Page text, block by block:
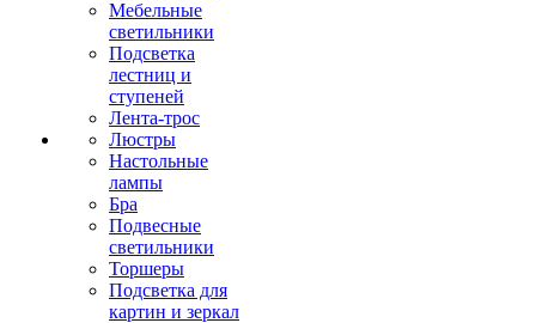
Мебельные
светильники
Подсветка
лестниц и
ступеней
Лента-трос
Люстры
Настольные
лампы
Бра
Подвесные
светильники
Торшеры
Подсветка для
картин и зеркал